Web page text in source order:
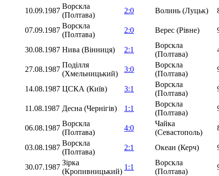
10.09.1987
Ворскла
(Полтава)
2:0 Волинь (Луцьк)
07.09.1987
Ворскла
(Полтава)
2:0 Верес (Рівне)
30.08.1987 Нива (Вінниця) 2:1
Ворскла
(Полтава)
27.08.1987
Поділля
(Хмельницький)
3:0
Ворскла
(Полтава)
14.08.1987 ЦСКА (Київ) 3:1
Ворскла
(Полтава)
11.08.1987 Десна (Чернігів) 1:1
Ворскла
(Полтава)
06.08.1987
Ворскла
(Полтава)
4:0
Чайка
(Севастополь)
03.08.1987
Ворскла
(Полтава)
2:1 Океан (Керч)
30.07.1987
Зірка
(Кропивницький)
1:1
Ворскла
(Полтава)